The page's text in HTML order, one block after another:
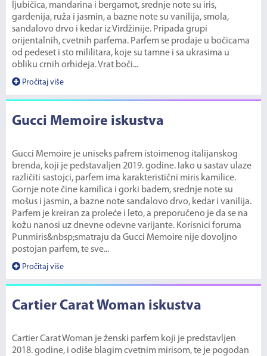
ljubičica, mandarina i bergamot, srednje note su iris,
gardenija, ruža i jasmin, a bazne note su vanilija, smola,
sandalovo drvo i kedar iz Virdžinije. Pripada grupi
orijentalnih, cvetnih parfema. Parfem se prodaje u bočicama
od pedeset i sto mililitara, koje su tamne i sa ukrasima u
obliku crnih orhideja. Vrat boči...
Pročitaj više
Gucci Memoire iskustva
Gucci Memoire je uniseks pafrem istoimenog italijanskog
brenda, koji je pedstavaljen 2019. godine. Iako u sastav ulaze
različiti sastojci, parfem ima karakteristični miris kamilice.
Gornje note čine kamilica i gorki badem, srednje note su
mošus i jasmin, a bazne note sandalovo drvo, kedar i vanilija.
Parfem je kreiran za proleće i leto, a preporučeno je da se na
kožu nanosi uz dnevne odevne varijante. Korisnici foruma
Punmiris&nbsp;smatraju da Gucci Memoire nije dovoljno
postojan parfem, te sve...
Pročitaj više
Cartier Carat Woman iskustva
Cartier Carat Woman je ženski parfem koji je predstavljen
2018. godine, i odiše blagim cvetnim mirisom, te je pogodan